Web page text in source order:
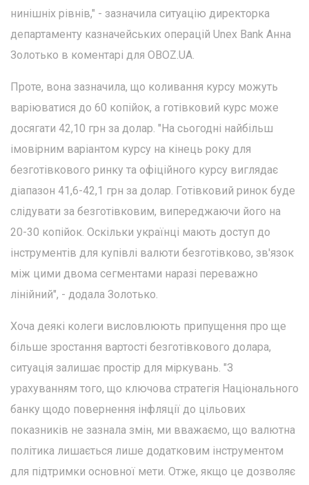
нинішніх рівнів," - зазначила ситуацію директорка
департаменту казначейських операцій Unex Bank Анна
Золотько в коментарі для OBOZ.UA.
Проте, вона зазначила, що коливання курсу можуть
варіюватися до 60 копійок, а готівковий курс може
досягати 42,10 грн за долар. "На сьогодні найбільш
імовірним варіантом курсу на кінець року для
безготівкового ринку та офіційного курсу виглядає
діапазон 41,6-42,1 грн за долар. Готівковий ринок буде
слідувати за безготівковим, випереджаючи його на
20-30 копійок. Оскільки українці мають доступ до
інструментів для купівлі валюти безготівково, зв'язок
між цими двома сегментами наразі переважно
лінійний", - додала Золотько.
Хоча деякі колеги висловлюють припущення про ще
більше зростання вартості безготівкового долара,
ситуація залишає простір для міркувань. "З
урахуванням того, що ключова стратегія Національного
банку щодо повернення інфляції до цільових
показників не зазнала змін, ми вважаємо, що валютна
політика лишається лише додатковим інструментом
для підтримки основної мети. Отже, якщо це дозволяє